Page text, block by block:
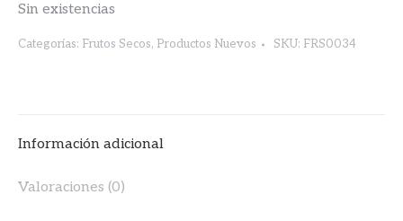
Sin existencias
Categorías: Frutos Secos, Productos Nuevos SKU: FRS0034
Información adicional
Valoraciones (0)